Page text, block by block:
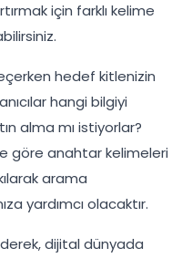
için farklı kelime
hedef kitlenizin
hangi bilgiyi
alma mı istiyorlar?
göre anahtar kelimeleri
arama
yardımcı olacaktır.
dijital dünyada